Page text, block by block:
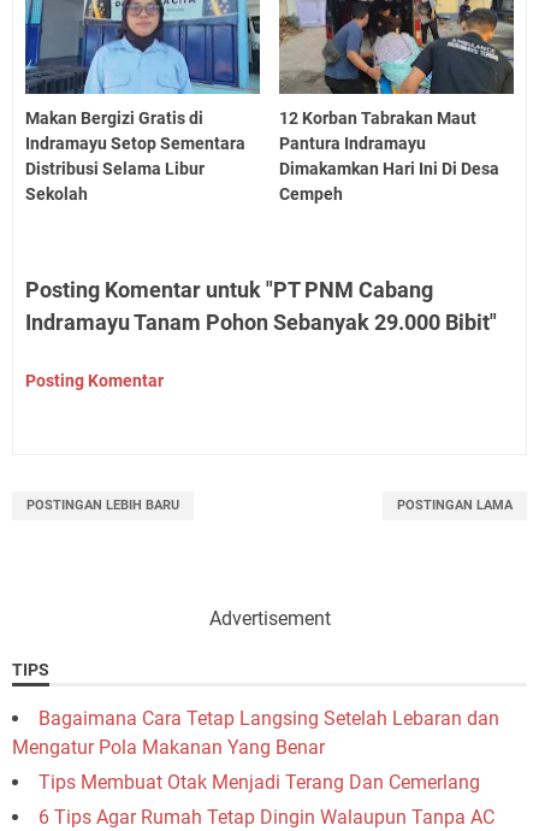
Makan Bergizi Gratis di
Indramayu Setop Sementara
Distribusi Selama Libur
Sekolah
12 Korban Tabrakan Maut
Pantura Indramayu
Dimakamkan Hari Ini Di Desa
Cempeh
Posting Komentar untuk "PT PNM Cabang
Indramayu Tanam Pohon Sebanyak 29.000 Bibit"
Posting Komentar
POSTINGAN LEBIH BARU POSTINGAN LAMA
Advertisement
TIPS
Bagaimana Cara Tetap Langsing Setelah Lebaran dan
Mengatur Pola Makanan Yang Benar
Tips Membuat Otak Menjadi Terang Dan Cemerlang
6 Tips Agar Rumah Tetap Dingin Walaupun Tanpa AC